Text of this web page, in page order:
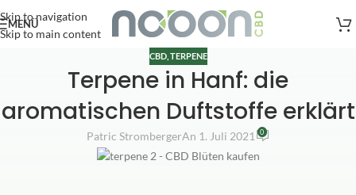
Skip to navigation
Skip to main content
Versandkostenfreie Lieferung nach AT, DE ab
MENÜ
CBD, TERPENE
Terpene in Hanf: die
aromatischen Duftstoffe erklärt
Patric StrombergerAn 1. Juli 2021 0